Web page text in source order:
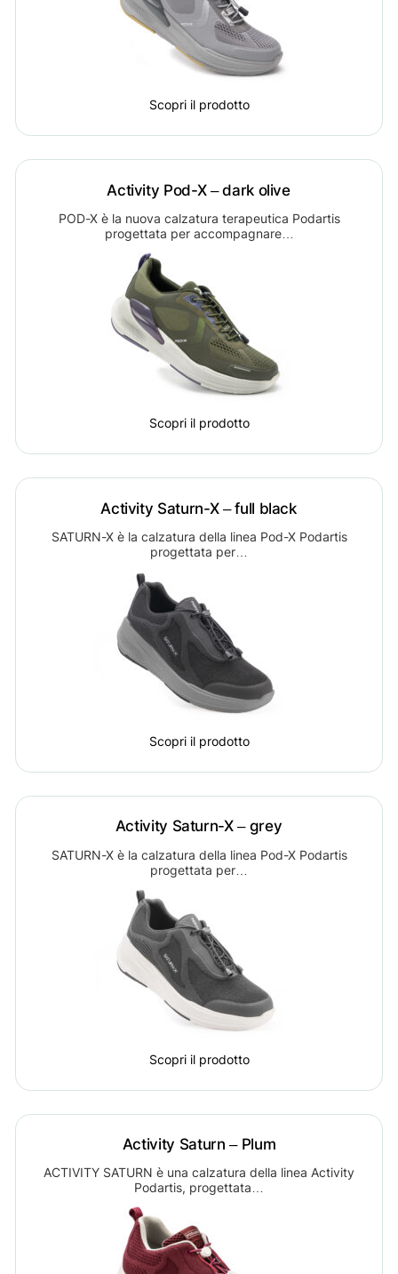
Scopri il prodotto
Activity Pod-X – dark olive
POD-X è la nuova calzatura terapeutica Podartis
progettata per accompagnare…
Scopri il prodotto
Activity Saturn-X – full black
SATURN-X è la calzatura della linea Pod-X Podartis
progettata per…
Scopri il prodotto
Activity Saturn-X – grey
SATURN-X è la calzatura della linea Pod-X Podartis
progettata per…
Scopri il prodotto
Activity Saturn – Plum
ACTIVITY SATURN è una calzatura della linea Activity
Podartis, progettata…